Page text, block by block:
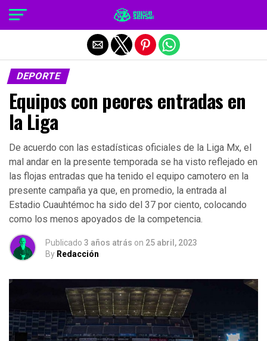
DEPORTE
Equipos con peores entradas en
la Liga
De acuerdo con las estadísticas oficiales de la Liga Mx, el
mal andar en la presente temporada se ha visto reflejado en
las flojas entradas que ha tenido el equipo camotero en la
presente campaña ya que, en promedio, la entrada al
Estadio Cuauhtémoc ha sido del 37 por ciento, colocando
como los menos apoyados de la competencia.
Publicado 3 años atrás on 25 abril, 2023
By Redacción
Salir de la versión móvil